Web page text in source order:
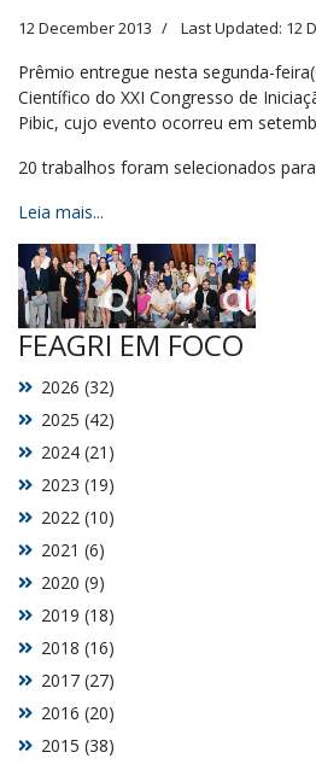
12 December 2013 Last Updated: 12
Prêmio entregue nesta segunda-
Científico do XXI Congresso de
Pibic, cujo evento ocorreu em
20 trabalhos foram selecionados
Leia mais...
FEAGRI EM FOCO
2015 (38)
2016 (20)
2017 (27)
2018 (16)
2019 (18)
2020 (9)
2021 (6)
2022 (10)
2023 (19)
2024 (21)
2025 (42)
2026 (32)